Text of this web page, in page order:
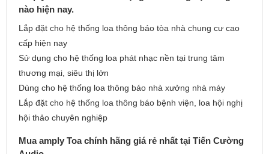
nào hiện nay.
Lắp đặt cho hệ thống loa thông báo tòa nhà chung cư cao
cấp hiện nay
Sử dụng cho hệ thống loa phát nhạc nền tại trung tâm
thương mại, siêu thị lớn
Dùng cho hệ thống loa thông báo nhà xưởng nhà máy
Lắp đặt cho hệ thống loa thông báo bệnh viện, loa hội nghị
hội thảo chuyên nghiệp
Mua amply Toa chính hãng giá rẻ nhất tại Tiến Cường